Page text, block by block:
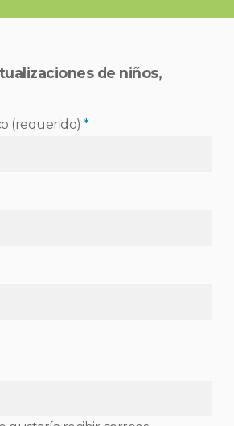
de niños,
(requerido)*